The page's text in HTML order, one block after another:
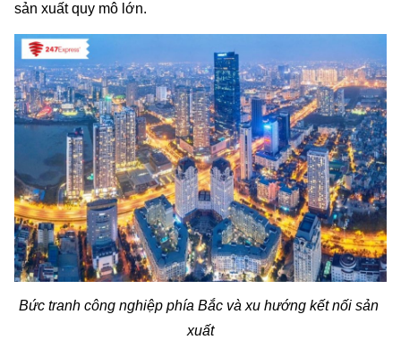
sản xuất quy mô lớn.
Bức tranh công nghiệp phía Bắc và xu hướng kết nối sản
xuất